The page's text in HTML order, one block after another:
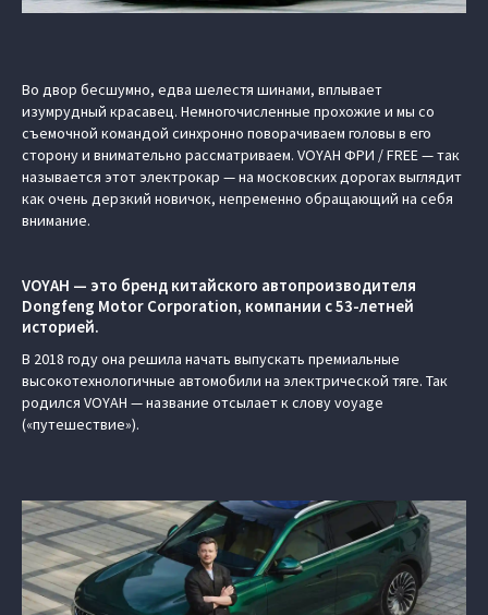
Во двор бесшумно, едва шелестя шинами, вплывает
изумрудный красавец. Немногочисленные прохожие и мы со
съемочной командой синхронно поворачиваем головы в его
сторону и внимательно рассматриваем. VOYAH ФРИ / FREE — так
называется этот электрокар — на московских дорогах выглядит
как очень дерзкий новичок, непременно обращающий на себя
внимание.
VOYAH — это бренд китайского автопроизводителя
Dongfeng Motor Corporation, компании с 53-летней
историей.
В 2018 году она решила начать выпускать премиальные
высокотехнологичные автомобили на электрической тяге. Так
родился VOYAH — название отсылает к слову voyage
(«путешествие»).